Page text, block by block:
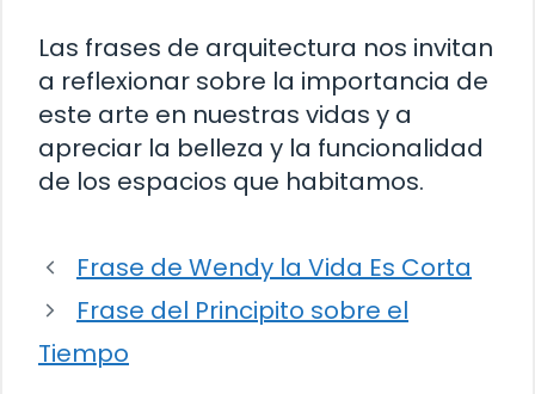
Las frases de arquitectura nos invitan
a reflexionar sobre la importancia de
este arte en nuestras vidas y a
apreciar la belleza y la funcionalidad
de los espacios que habitamos.
Frase de Wendy la Vida Es Corta
Frase del Principito sobre el
Tiempo